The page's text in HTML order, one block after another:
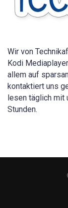
Wir von
Kodi
allem auf
kontaktiert uns
lesen täglich mit
Stunden.